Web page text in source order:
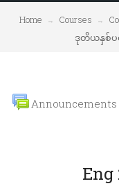
Home → Courses →
ဒုတိယနှစ်
Announcements
Eng